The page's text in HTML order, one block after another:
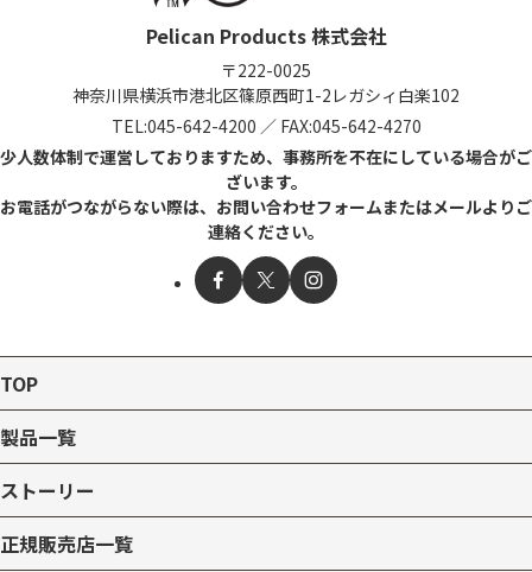
Pelican Products 株式会社
〒222-0025
神奈川県横浜市港北区篠原西町1-2 レガシィ白楽102
TEL:045-642-4200 ／ FAX:045-642-4270
少人数体制で運営しておりますため、事務所を不在にしている場合がご
ざいます。
お電話がつながらない際は、お問い合わせフォームまたはメールよりご
連絡ください。
TOP
製品一覧
ストーリー
正規販売店一覧